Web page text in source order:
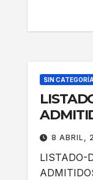
SIN CATEGORÍA
8 ABRIL,
LISTADO-